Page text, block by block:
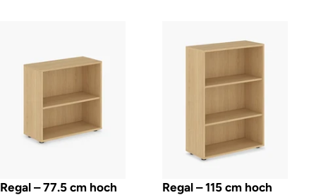
Regal – 77.5 cm hoch Regal – 115 cm hoch